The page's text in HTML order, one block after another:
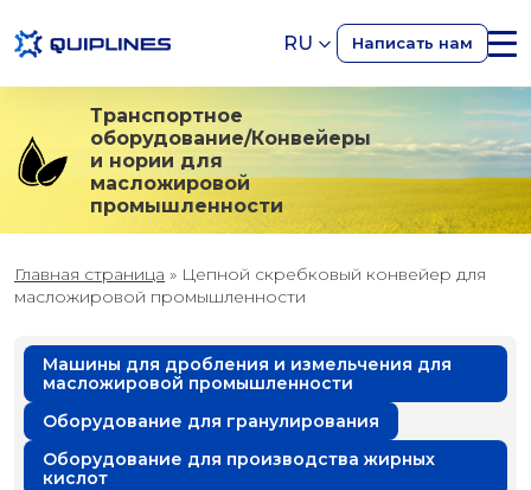
RU Написать нам
Транспортное
оборудование/Конвейеры
и нории для
масложировой
промышленности
Главная страница » Цепной скребковый конвейер для
масложировой промышленности
Машины для дробления и измельчения для
масложировой промышленности
Оборудование для гранулирования
Оборудование для производства жирных
кислот